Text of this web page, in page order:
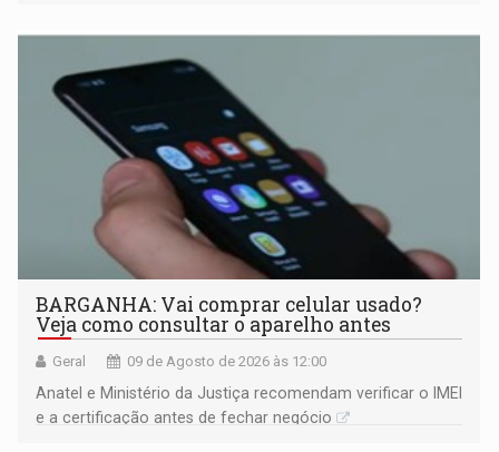
BARGANHA: Vai comprar celular usado?
Veja como consultar o aparelho antes
Geral 09 de Agosto de 2026 às 12:00
Anatel e Ministério da Justiça recomendam verificar o IMEI
e a certificação antes de fechar negócio